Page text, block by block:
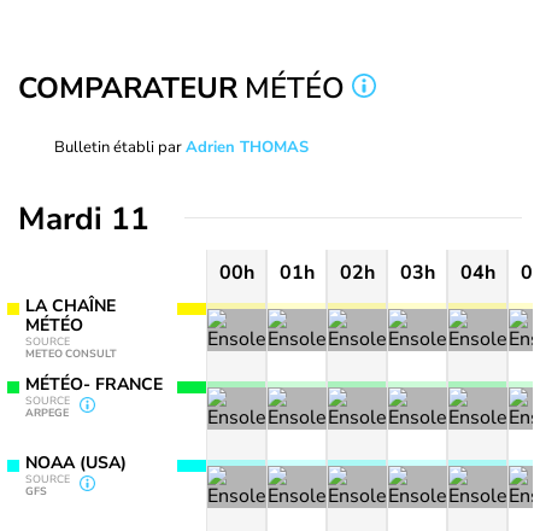
COMPARATEUR MÉTÉO
Bulletin établi parAdrien THOMAS
Mardi 11
LA CHAÎNE
MÉTÉO
SOURCE
METEO CONSULT
MÉTÉO- FRANCE
SOURCE
ARPEGE
NOAA (USA)
SOURCE
GFS
00h 01h 02h 03h 04h